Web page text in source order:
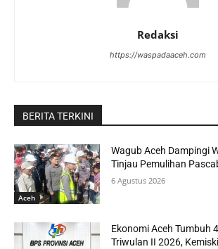
Redaksi
https://waspadaaceh.com
BERITA TERKINI
Aceh
Wagub Aceh Dampingi
Tinjau Pemulihan
6 Agustus 2026
Ekonomi Aceh Tumbuh
Triwulan II 2026,